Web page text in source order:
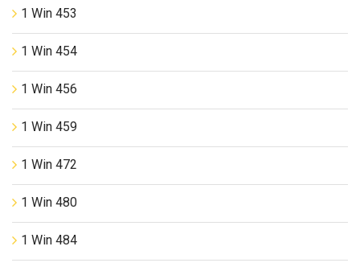
1 Win 453
1 Win 454
1 Win 456
1 Win 459
1 Win 472
1 Win 480
1 Win 484